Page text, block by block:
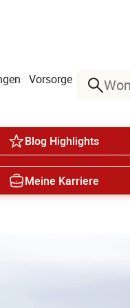
Vorsorge
Suche
Blog Highlights
Meine Karriere